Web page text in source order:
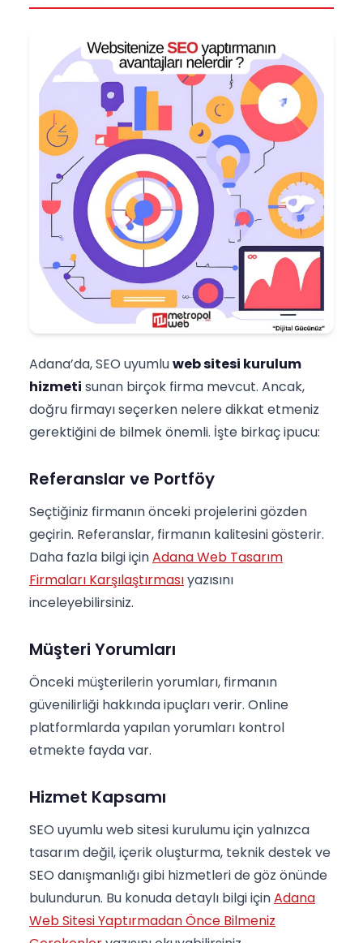
Adana’da, SEO uyumluweb sitesi kurulum
hizmeti sunan birçok firma mevcut. Ancak,
doğru firmayı seçerken nelere dikkat etmeniz
gerektiğini de bilmek önemli. İşte birkaç ipucu:
Referanslar ve Portföy
Seçtiğiniz firmanın önceki projelerini gözden
geçirin. Referanslar, firmanın kalitesini gösterir.
Daha fazla bilgi içinAdana Web Tasarım
Firmaları Karşılaştırmasıyazısını
inceleyebilirsiniz.
Müşteri Yorumları
Önceki müşterilerin yorumları, firmanın
güvenilirliği hakkında ipuçları verir. Online
platformlarda yapılan yorumları kontrol
etmekte fayda var.
Hizmet Kapsamı
SEO uyumlu web sitesi kurulumu için yalnızca
tasarım değil, içerik oluşturma, teknik destek ve
SEO danışmanlığı gibi hizmetleri de göz önünde
bulundurun. Bu konuda detaylı bilgi içinAdana
Web Sitesi Yaptırmadan Önce Bilmeniz